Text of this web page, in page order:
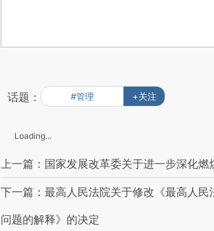
话题： #管理 +关注
Loading...
上一篇：国家发展改革委关于进一步深化
下一篇：最高人民法院关于修改《最高人
问题的解释》的决定